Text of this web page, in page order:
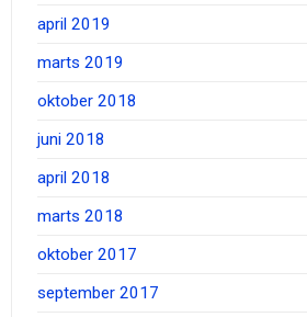
april 2019
marts 2019
oktober 2018
juni 2018
april 2018
marts 2018
oktober 2017
september 2017